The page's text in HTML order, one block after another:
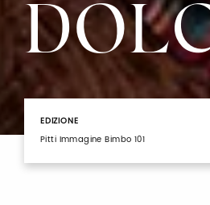
EDIZIONE
Pitti Immagine Bimbo 101